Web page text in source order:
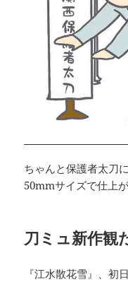
ちゃんと保護者太刀
50mmサイズで仕上が
刀ミュ新作観
『江水散花雪』、